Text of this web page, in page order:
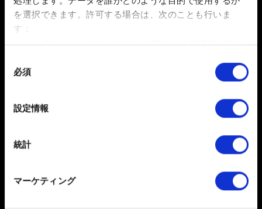
を選択できます。 許可する場合は、次のことも行いま
す：
数メートル以内の誤差の地理的な位置情報を収集
特定の特性（フィンガープリント）を積極的にス
詳細セクション
で個人データの処理方法と設定を行って
ください。「Cookie宣言」からいつでも同意を変更また
だくために必要なものです。その他のCookieは、ウェブ
サイトの品質向上のために、オプションとして技術的お
必須
設定情報
統計
マーケティング
お困りですか